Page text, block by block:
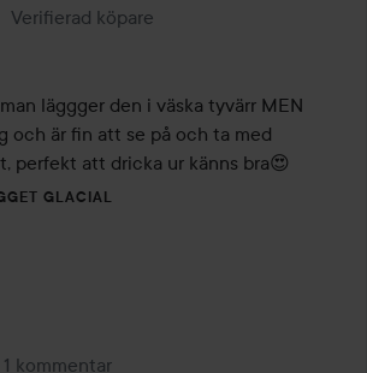
Verifierad köpare
läggger den i väska tyvärr MEN
och är fin att se på och ta med
perfekt att dricka ur känns bra😍
GLACIAL
1 kommentar